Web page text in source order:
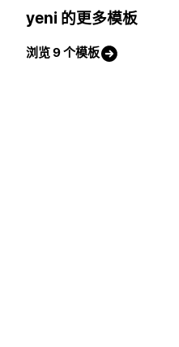
yeni 的更多模板
浏览 9 个模板